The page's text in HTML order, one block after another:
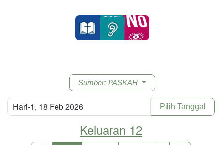
Sumber: PASKAH
Hari-1, 18 Feb 2026 Pilih Tanggal
Keluaran 12